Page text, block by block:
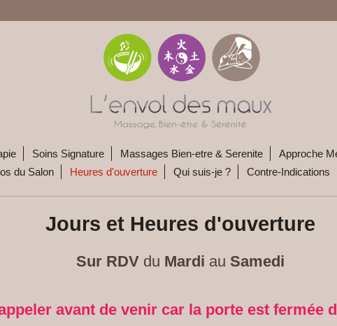
Soins Signature Massages Bien-etre & Serenite Approche
du Salon
Heures d'ouverture Qui suis-je ? Contre-Indications
Jours et Heures d'ouverture
Sur RDV du Mardi au Samedi
avant de venir car la porte est fermée